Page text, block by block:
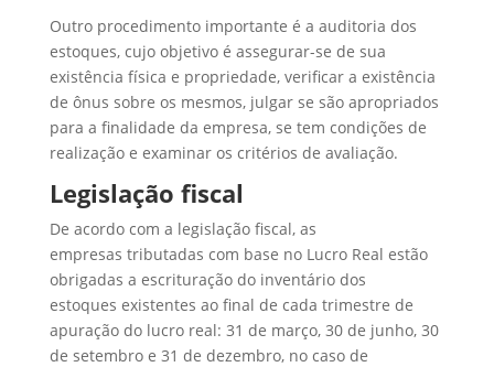
Outro procedimento importante é a auditoria dos
estoques, cujo objetivo é assegurar-se de sua
existência física e propriedade, verificar a existência
de ônus sobre os mesmos, julgar se são apropriados
para a finalidade da empresa, se tem condições de
realização e examinar os critérios de avaliação.
Legislação fiscal
De acordo com a legislação fiscal, as
empresas tributadas com base no Lucro Real estão
obrigadas a escrituração do inventário dos
estoques existentes ao final de cada trimestre de
apuração do lucro real: 31 de março, 30 de junho, 30
de setembro e 31 de dezembro, no caso de